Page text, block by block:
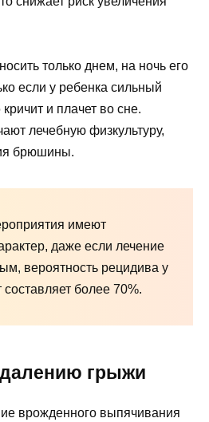
только днем, на ночь его
если у ребенка сильный
и плачет во сне.
лечебную физкультуру,
брюшины.
имеют
даже если лечение
вероятность рецидива у
составляет более 70%.
грыжи
врожденного выпячивания